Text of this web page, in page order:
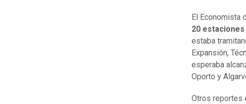
El Economista
20 estaciones
estaba
Expansión,
esperaba
Oporto y
Otros reportes